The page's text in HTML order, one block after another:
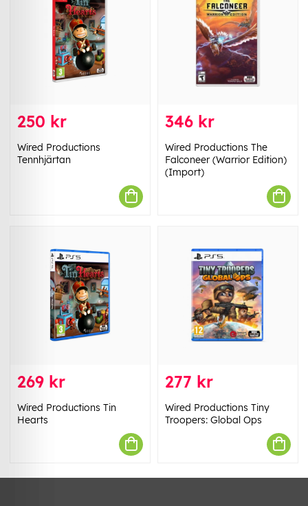
250 kr
Wired Productions
Tennhjärtan
346 kr
Wired Productions The
Falconeer (Warrior Edition)
(Import)
269 kr
Wired Productions Tin
Hearts
277 kr
Wired Productions Tiny
Troopers: Global Ops